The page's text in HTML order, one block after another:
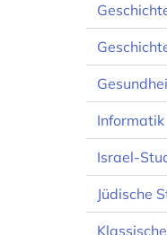
Informatik
Israel-
Jüdische